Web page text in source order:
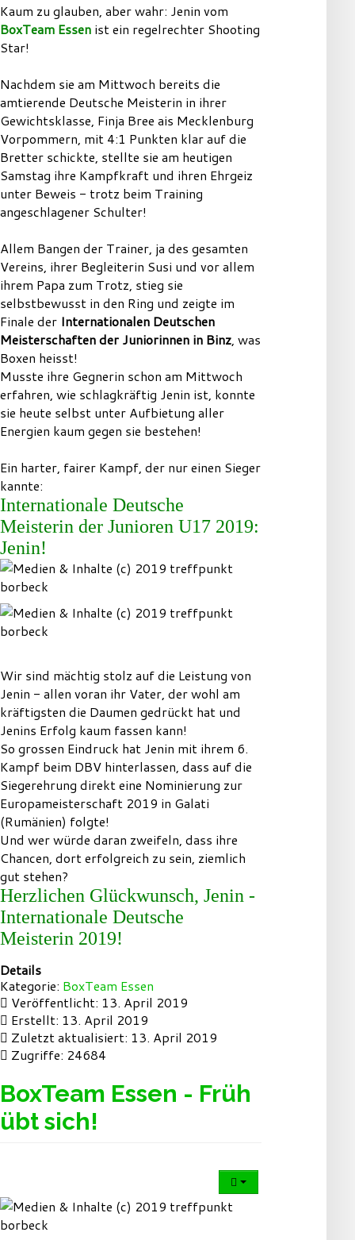
Kaum zu glauben, aber wahr: Jenin vom
BoxTeam Essen ist ein regelrechter Shooting
Star!
Nachdem sie am Mittwoch bereits die
amtierende Deutsche Meisterin in ihrer
Gewichtsklasse, Finja Bree ais Mecklenburg
Vorpommern, mit 4:1 Punkten klar auf die
Bretter schickte, stellte sie am heutigen
Samstag ihre Kampfkraft und ihren Ehrgeiz
unter Beweis - trotz beim Training
angeschlagener Schulter!
Allem Bangen der Trainer, ja des gesamten
Vereins, ihrer Begleiterin Susi und vor allem
ihrem Papa zum Trotz, stieg sie
selbstbewusst in den Ring und zeigte im
Finale der Internationalen Deutschen
Meisterschaften der Juniorinnen in Binz , was
Boxen heisst!
Musste ihre Gegnerin schon am Mittwoch
erfahren, wie schlagkräftig Jenin ist, konnte
sie heute selbst unter Aufbietung aller
Energien kaum gegen sie bestehen!
Ein harter, fairer Kampf, der nur einen Sieger
kannte:
Internationale Deutsche
Meisterin der Junioren U17 2019:
Jenin!
Wir sind mächtig stolz auf die Leistung von
Jenin - allen voran ihr Vater, der wohl am
kräftigsten die Daumen gedrückt hat und
Jenins Erfolg kaum fassen kann!
So grossen Eindruck hat Jenin mit ihrem 6.
Kampf beim DBV hinterlassen, dass auf die
Siegerehrung direkt eine Nominierung zur
Europameisterschaft 2019 in Galati
(Rumänien) folgte!
Und wer würde daran zweifeln, dass ihre
Chancen, dort erfolgreich zu sein, ziemlich
gut stehen?
Herzlichen Glückwunsch, Jenin -
Internationale Deutsche
Meisterin 2019!
Details
Kategorie: BoxTeam Essen
Veröffentlicht: 13. April 2019
Erstellt: 13. April 2019
Zuletzt aktualisiert: 13. April 2019
Zugriffe: 24684
BoxTeam Essen - Früh
übt sich!